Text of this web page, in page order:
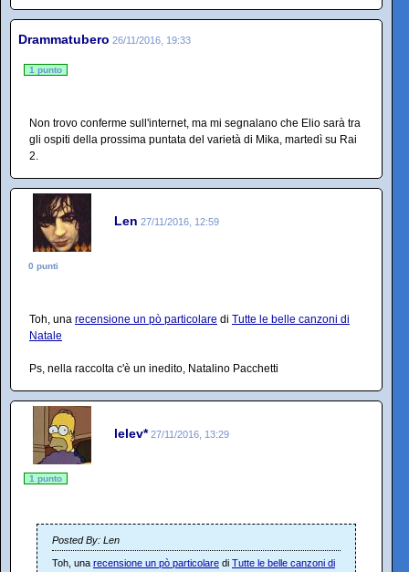
Drammatubero 26/11/2016, 19:33
1 punto
Non trovo conferme sull'internet, ma mi segnalano che Elio sarà tra
gli ospiti della prossima puntata del varietà di Mika, martedì su Rai
2.
Len 27/11/2016, 12:59
0 punti
Toh, una recensione un pò particolare di Tutte le belle canzoni di
Natale
Ps, nella raccolta c'è un inedito, Natalino Pacchetti
lelev* 27/11/2016, 13:29
1 punto
Posted By: Len
Toh, una recensione un pò particolare di Tutte le belle canzoni di